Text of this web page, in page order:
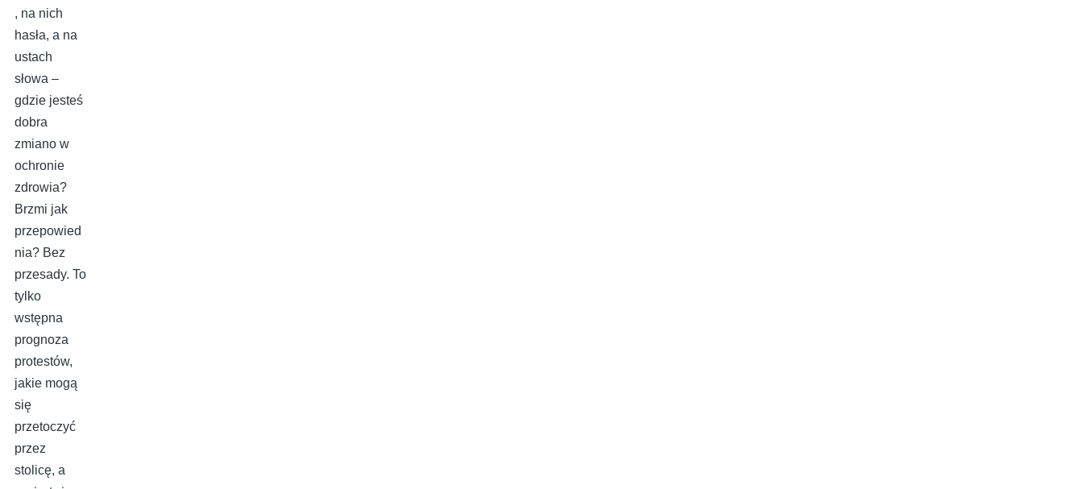
, na nich
hasła, a na
ustach
słowa –
gdzie jesteś
dobra
zmiano w
ochronie
zdrowia?
Brzmi jak
przepowied
nia? Bez
przesady. To
tylko
wstępna
prognoza
protestów,
jakie mogą
się
przetoczyć
przez
stolicę, a